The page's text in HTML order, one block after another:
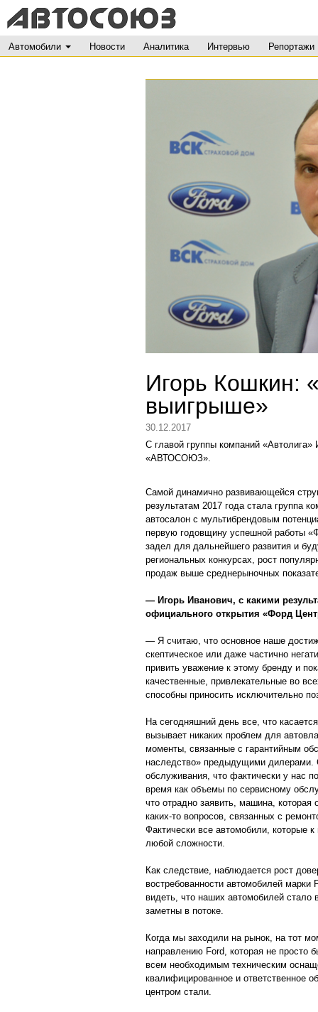
Автомобили Новости Аналитика Интервью Репортажи
Игорь Кошкин:
выигрыше»
30.12.2017
С главой группы компаний
«АВТОСОЮЗ».
Самой динамично развивающейся
результатам 2017 года стала группа
автосалон с мультибрендовым
первую годовщину успешной работы
задел для дальнейшего развития и
региональных конкурсах, рост
продаж выше среднерыночных
— Игорь Иванович, с какими
официального открытия «Форд
— Я считаю, что основное наше
скептическое или даже частично
привить уважение к этому бренду и
качественные, привлекательные во
способны приносить исключительно
На сегодняшний день все, что
вызывает никаких проблем для
моменты, связанные с гарантийным
наследство» предыдущими дилерами.
обслуживания, что фактически у нас
время как объемы по сервисному
что отрадно заявить, машина, которая
каких-то вопросов, связанных с
Фактически все автомобили, которые
любой сложности.
Как следствие, наблюдается рост
востребованности автомобилей
видеть, что наших автомобилей стало
заметны в потоке.
Когда мы заходили на рынок, на тот
направлению Ford, которая не просто
всем необходимым техническим
квалифицированное и ответственное
центром стали.